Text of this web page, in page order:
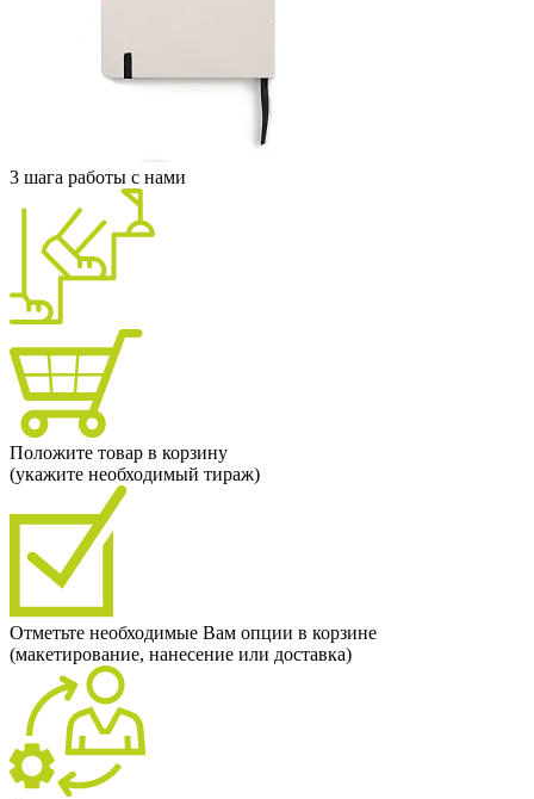
3 шага работы с нами
Положите товар в корзину
(укажите необходимый тираж)
Отметьте необходимые Вам опции в корзине
(макетирование, нанесение или доставка)